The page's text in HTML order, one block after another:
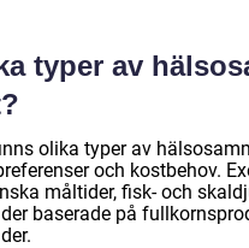
typer av
olika typer av
och kostbehov.
måltider, fisk- och
baserade på